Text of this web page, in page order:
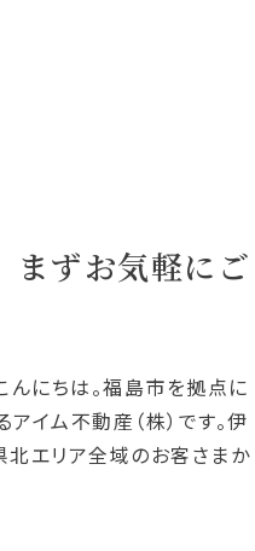
まずお気軽にご
にちは。福島市を拠点に
イム不動産（株）です。伊
北エリア全域のお客さまか